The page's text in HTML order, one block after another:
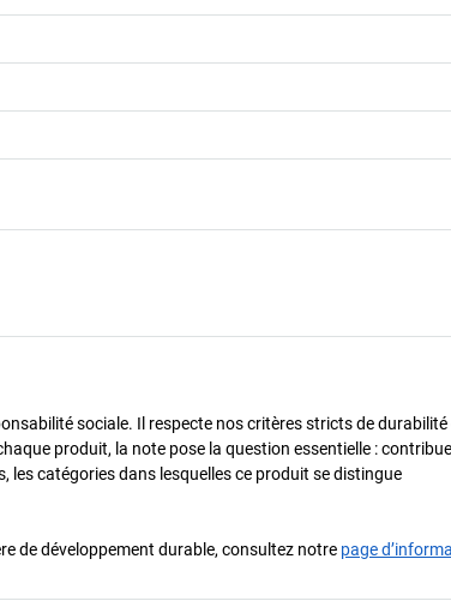
sociale. Il respecte nos critères stricts de durabilité
produit, la note pose la question essentielle :
les catégories dans lesquelles ce produit se distingue
de développement durable, consultez notre page